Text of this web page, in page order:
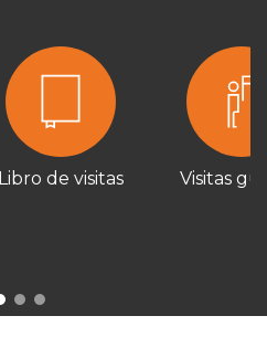
Libro de visitas Visitas